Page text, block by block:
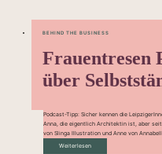
BEHIND THE BUSINESS
Frauentresen
über
Podcast-Tipp: Sicher kennen die
Anna, die eigentlich Architektin ist, aber
von Slinga Illustration und Anne von
Weiterlesen